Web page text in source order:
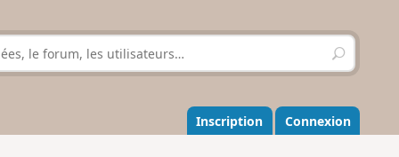
R
e
h
e
r
Inscription Connexion